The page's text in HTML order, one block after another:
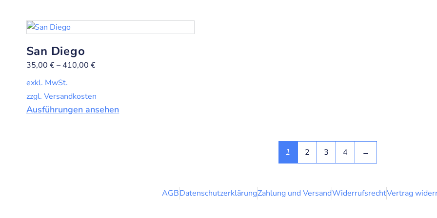
San Diego
35,00 €– 410,00 €
exkl. MwSt.
zzgl. Versandkosten
Ausführungen ansehen
1 2 3 4 →
AGBDatenschutzerklärungZahlung und VersandWiderrufsrechtVertrag